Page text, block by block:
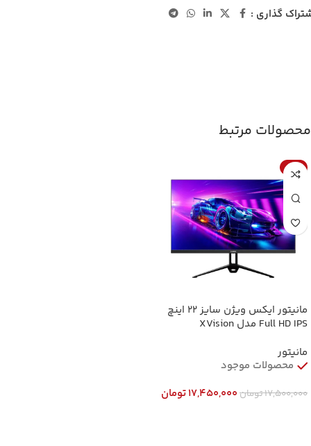
گذاری :
محصولات مرتبط
حراج
مانیتور ایکس ویژن سایز ۲۲ اینچ
Full HD IPS مدل XVision
75Hz Flat Monitor
مانیتور
محصولات موجود
17,500,000تومان17,450,000تومان